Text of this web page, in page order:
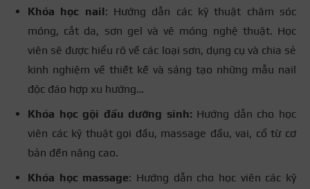
Khóa học nail: Hướng dẫn các kỹ thuật chăm sóc
móng, cắt da, sơn gel và vẽ móng nghệ thuật. Học
viên sẽ được hiểu rõ về các loại sơn, dụng cụ và chia sẻ
kinh nghiệm về thiết kế và sáng tạo những mẫu nail
độc đáo hợp xu hướng…
Khóa học gội đầu dưỡng sinh: Hướng dẫn cho học
viên các kỹ thuật gọi đầu, massage đầu, vai, cổ từ cơ
bản đến nâng cao.
Khóa học massage: Hướng dẫn cho học viên các kỹ